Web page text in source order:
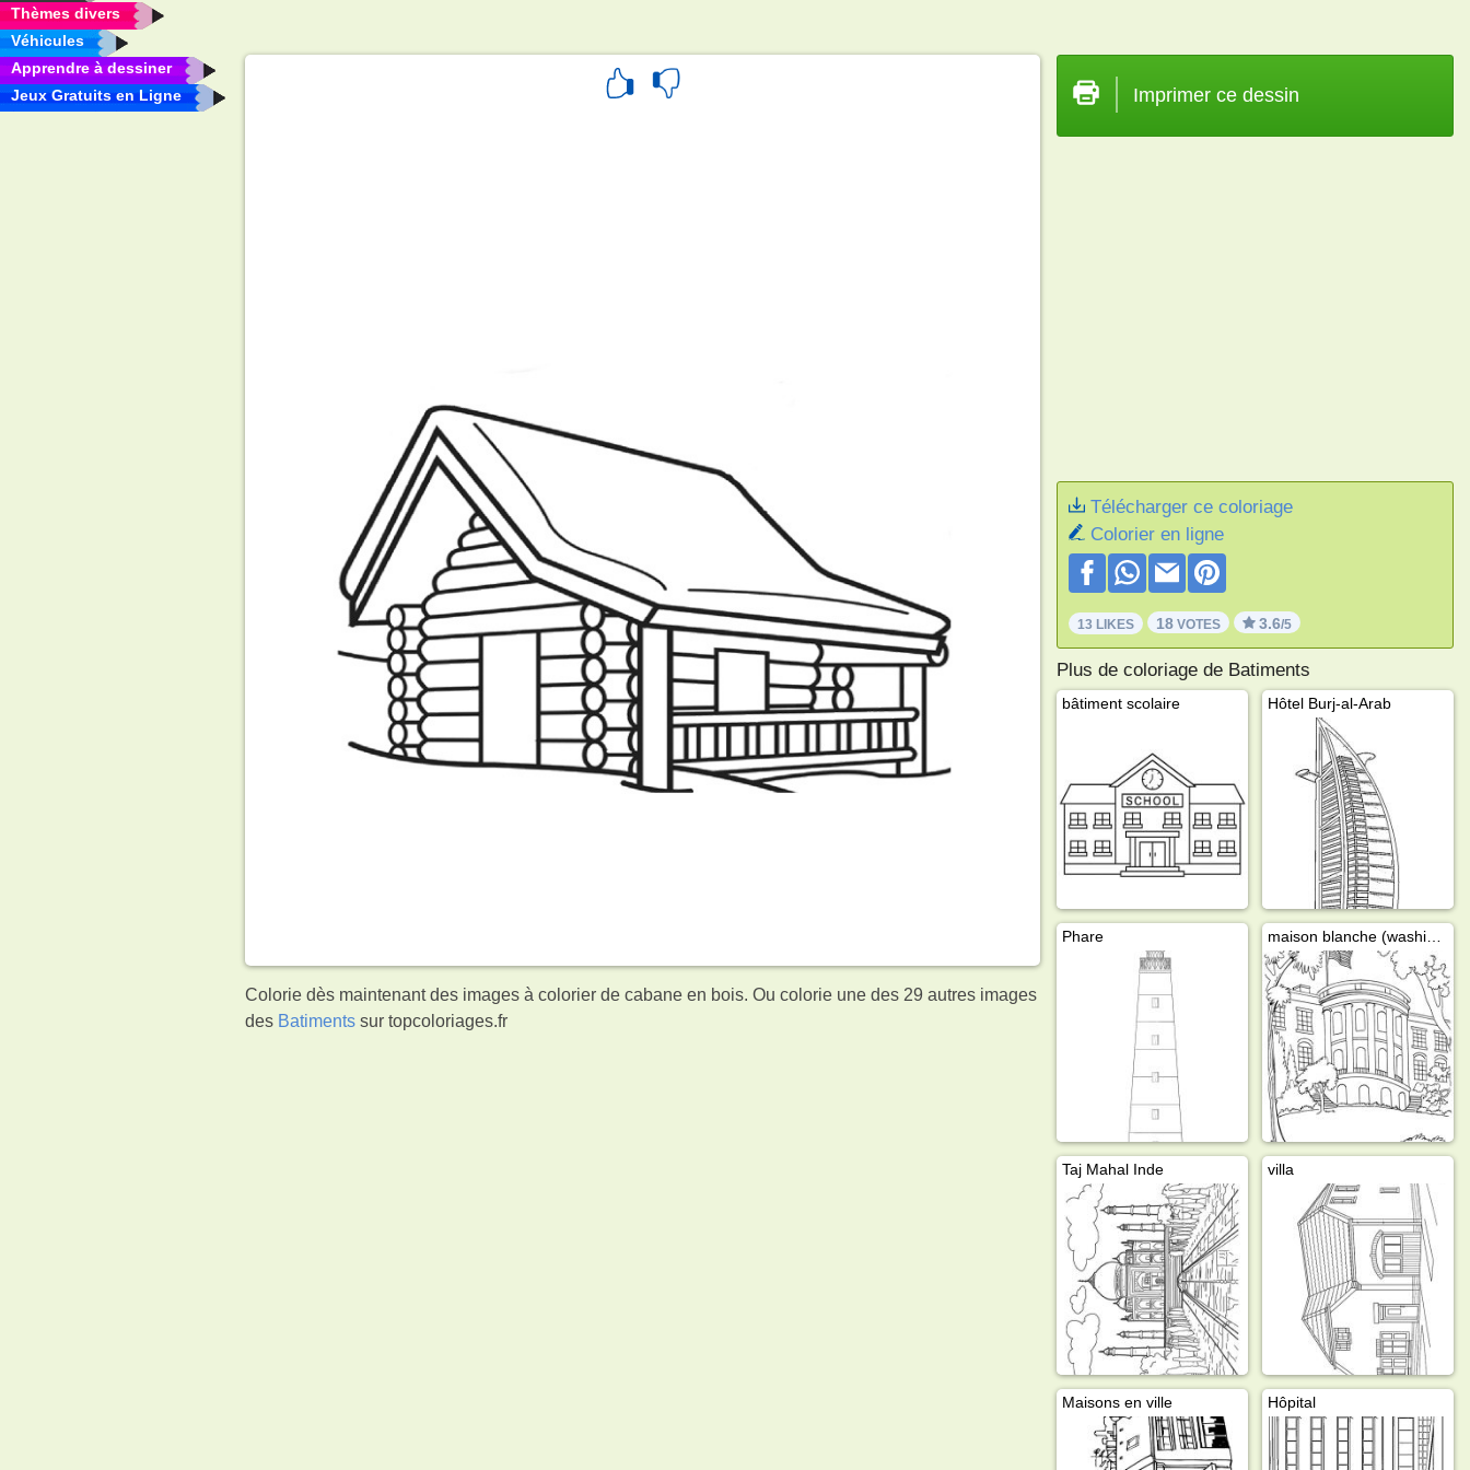
Thèmes divers
Véhicules
Apprendre à dessiner
Jeux Gratuits en Ligne
Colorie dès maintenant des images à colorier de cabane en bois. Ou colorie une des 29 autres images
des Batiments sur topcoloriages.fr
Imprimer ce dessin
Télécharger ce coloriage
Colorier en ligne
13 LIKES 18VOTES 3.6/5
Plus de coloriage de Batiments
bâtiment scolaire Hôtel Burj-al-Arab
Phare maison blanche (washington)
Taj Mahal Inde villa
Maisons en ville Hôpital